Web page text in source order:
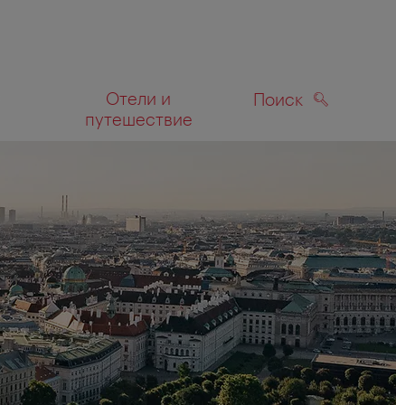
Отели и
путешествие
Поиск